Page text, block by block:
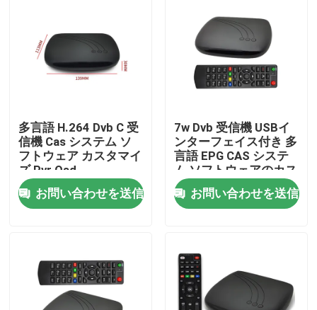
ホーム
VRショー
多言語 H.264 Dvb C 受
信機 Cas システム ソ
フトウェア カスタマイ
ズ Pvr Osd
お問い合わせを送信
7w Dvb 受信機 USBイ
ンターフェイス付き 多
言語 EPG CAS システ
ム ソフトウェアのカス
タマイズ
お問い合わせを送信